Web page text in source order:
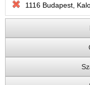
1116 Budapest,